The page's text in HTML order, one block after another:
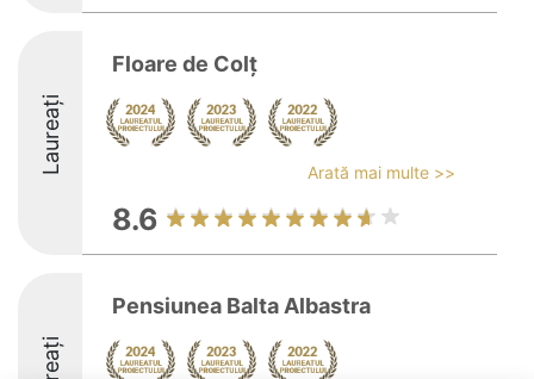
Laureați
Floare de Colț
Arată mai multe >>
8.6
Pensiunea Balta Albastra